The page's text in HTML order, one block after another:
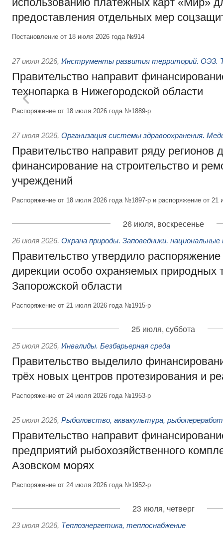
предоставления отдельных мер
Постановление от 18 июля 2026 года №914
27 июля 2026, Инструменты развития территорий. ОЭЗ.
Правительство направит
технопарка в Нижегородской области
Распоряжение от 18 июля 2026 года №1889-р
27 июля 2026, Организация системы здравоохранения.
Правительство направит ряду регионов
финансирование на строительство и
учреждений
Распоряжение от 18 июля 2026 года №1897-р и распоряжение от
26 июля, воскресенье
26 июля 2026, Охрана природы. Заповедники, национальные
Правительство утвердило
дирекции особо охраняемых природных
Запорожской области
Распоряжение от 21 июля 2026 года №1915-р
25 июля, суббота
25 июля 2026, Инвалиды. Безбарьерная среда
Правительство выделило
трёх новых центров протезирования и
Распоряжение от 24 июля 2026 года №1953-р
25 июля 2026, Рыболовство, аквакультура,
Правительство направит
предприятий рыбохозяйственного
Азовском морях
Распоряжение от 24 июля 2026 года №1952-р
23 июля, четверг
23 июля 2026, Теплоэнергетика, теплоснабжение